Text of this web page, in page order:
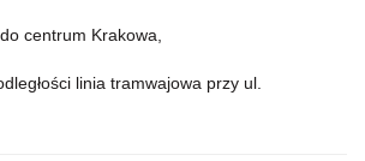
centrum Krakowa,
linia tramwajowa przy ul.